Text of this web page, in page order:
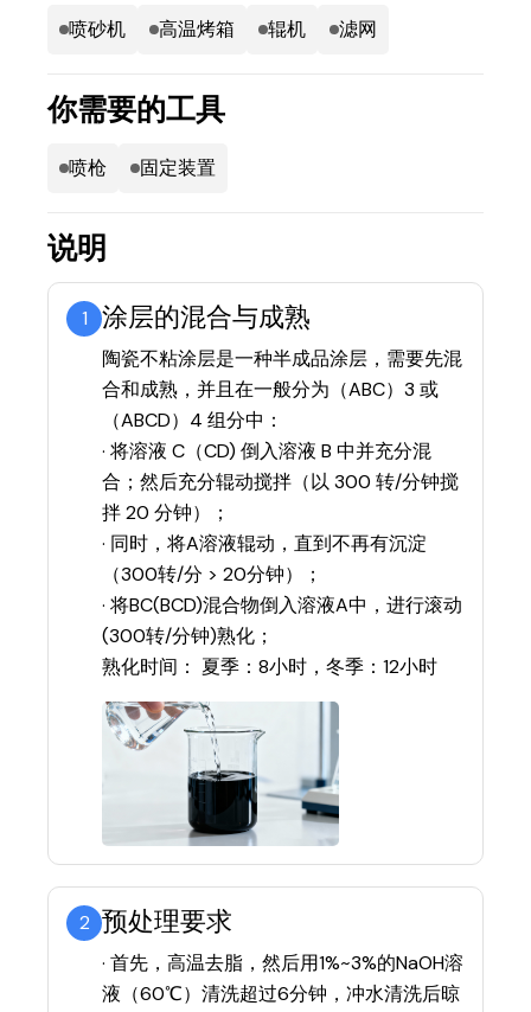
喷砂机 高温烤箱 辊机 滤网
你需要的工具
喷枪 固定装置
说明
1 涂层的混合与成熟
陶瓷不粘涂层是一种半成品涂层，需要先混
合和成熟，并且在一般分为（ABC）3 或
（ABCD）4 组分中：
· 将溶液 C（CD) 倒入溶液 B 中并充分混
合；然后充分辊动搅拌（以 300 转/分钟搅
拌 20 分钟）；
· 同时，将A溶液辊动，直到不再有沉淀
（300转/分 > 20分钟）；
· 将BC(BCD)混合物倒入溶液A中，进行滚动
(300转/分钟)熟化；
熟化时间： 夏季：8小时，冬季：12小时
2 预处理要求
· 首先，高温去脂，然后用1%~3%的NaOH溶
液（60℃）清洗超过6分钟，冲水清洗后晾